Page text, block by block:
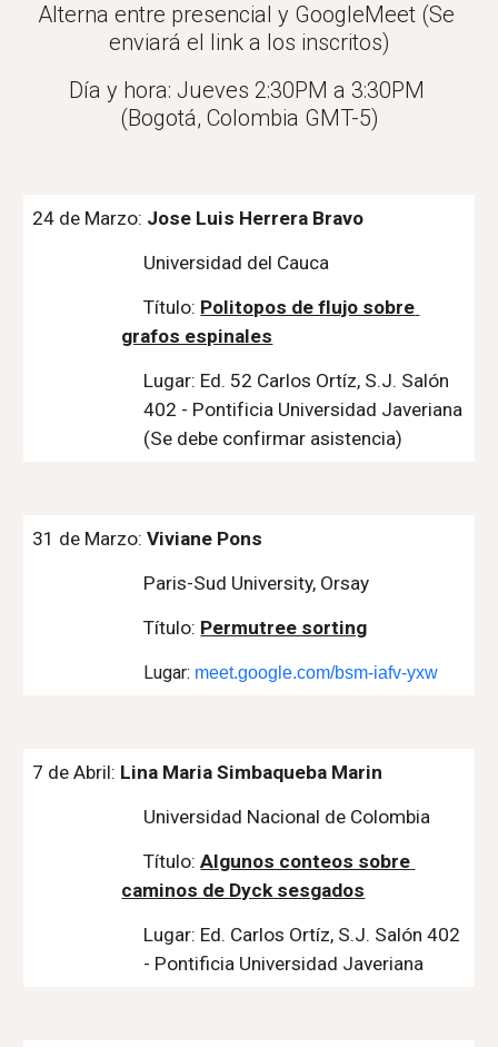
Alterna entre presencial y GoogleMeet (Se
enviará el link a los inscritos)
(Bogotá, Colombia GMT-5)
24 de Marzo: Jose Luis Herrera Bravo
Universidad del Cauca
Título: Politopos de flujo sobre
grafos espinales
Lugar: Ed. 52 Carlos Ortíz, S.J. Salón
402 - Pontificia Universidad Javeriana
(Se debe confirmar asistencia)
31 de Marzo: Viviane Pons
Paris-Sud University, Orsay
Título: Permutree sorting
Lugar: meet.google.com/bsm-iafv-yxw
7 de Abril: Lina Maria Simbaqueba Marin
Universidad Nacional de Colombia
Título: Algunos conteos sobre
caminos de Dyck sesgados
Lugar: Ed. Carlos Ortíz, S.J. Salón 402
- Pontificia Universidad Javeriana